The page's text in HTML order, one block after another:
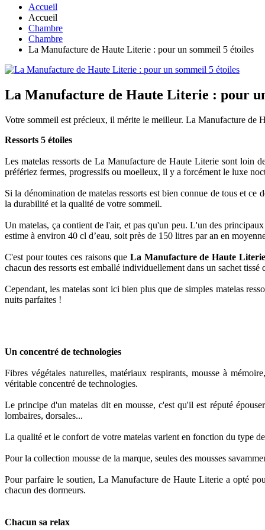
Accueil
Accueil
Chambre
Chambre
La Manufacture de Haute Literie : pour un sommeil 5 étoiles
La Manufacture de Haute Literie : pour
Votre sommeil est précieux, il mérite le meilleur. La Manufacture de
Ressorts 5 étoiles
Les matelas ressorts de La Manufacture de Haute Literie sont loin
préfériez fermes, progressifs ou moelleux, il y a forcément le luxe
Si la dénomination de matelas ressorts est bien connue de tous et
la durabilité et la qualité de votre sommeil.
Un matelas, ça contient de l'air, et pas qu'un peu. L'un des
estime à environ 40 cl d’eau, soit près de 150 litres par an en
C'est pour toutes ces raisons queLa Manufacture de Haute Literie
chacun des ressorts est emballé individuellement dans un sachet
Cependant, les matelas sont ici bien plus que de simples matelas
nuits parfaites !
Un concentré de technologies
Fibres végétales naturelles, matériaux respirants, mousse à
véritable concentré de technologies.
Le principe d'un matelas dit en mousse, c'est qu'il est réputé
lombaires, dorsales...
La qualité et le confort de votre matelas varient en fonction du type
Pour la collection mousse de la marque, seules des mousses
Pour parfaire le soutien, La Manufacture de Haute Literie a opté
chacun des dormeurs.
Chacun sa relax